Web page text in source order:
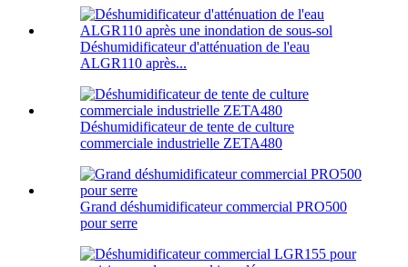
Déshumidificateur d'atténuation de l'eau
ALGR110 après...
Déshumidificateur de tente de culture
commerciale industrielle ZETA480
Grand déshumidificateur commercial PRO500
pour serre